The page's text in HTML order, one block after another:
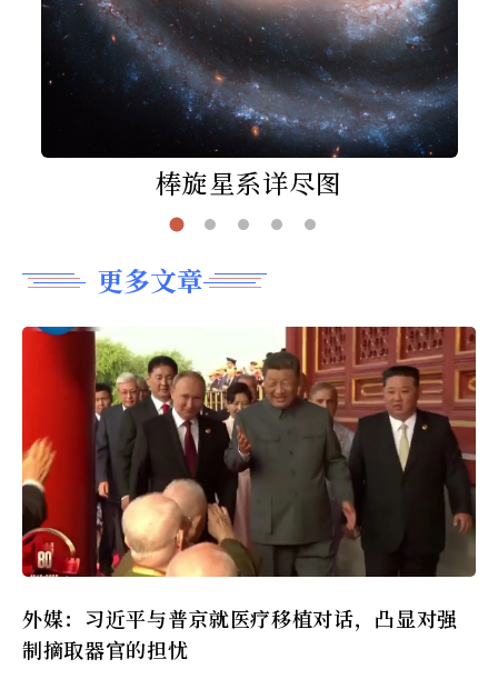
棒旋星系详尽图
更多文章
外媒：习近平与普京就医疗移植对话，凸显对强
制摘取器官的担忧